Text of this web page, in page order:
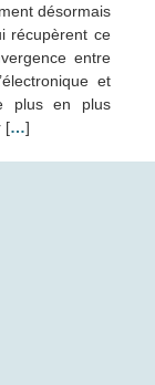
désormais
récupèrent ce
entre
et
plus en plus
[…]